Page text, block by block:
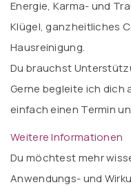
Energie, Karma- und
Klügel, ganzheitliches
Hausreinigung.
Du brauchst
Gerne begleite ich dich
einfach einen Termin
Weitere Informationen
Du möchtest mehr
Anwendungs- und